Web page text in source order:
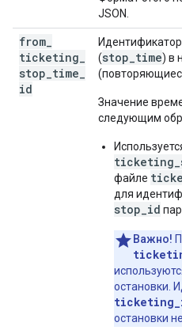
JSON.
from
ticketing
stop time
id
(stop_time) в
Значение
следующим
файле
для
stop_id
Важно!
остановки.
остановки